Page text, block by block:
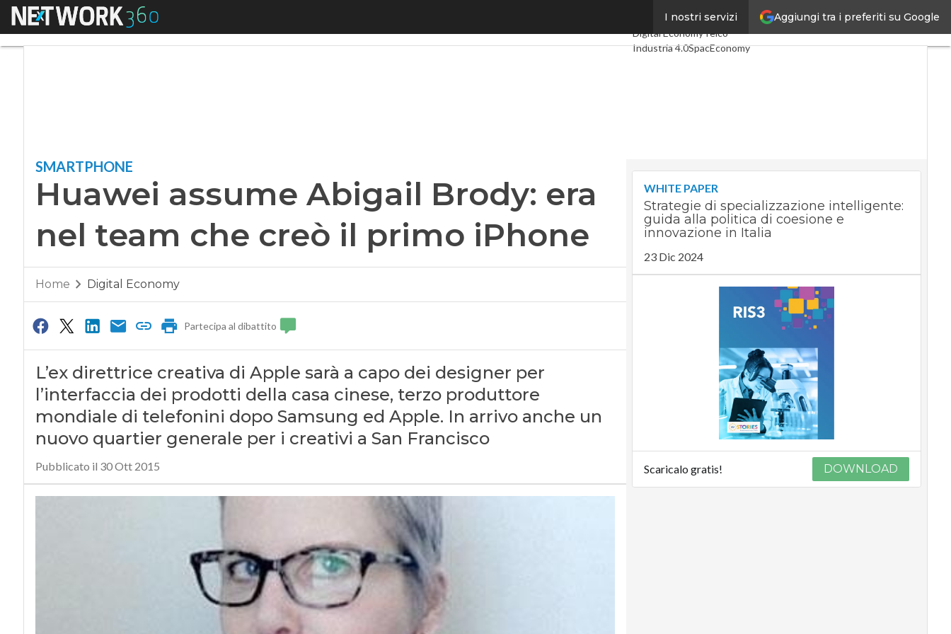
Aggiungi tra i preferiti su Google
I nostri servizi
Menu
Ultimi articoli
Digital EconomyTelco
Industria 4.0SpacEconomy
SMARTPHONE
Huawei assume Abigail Brody: era
nel team che creò il primo iPhone
Home Digital Economy
Partecipa al dibattito
L’ex direttrice creativa di Apple sarà a capo dei designer per
l’interfaccia dei prodotti della casa cinese, terzo produttore
mondiale di telefonini dopo Samsung ed Apple. In arrivo anche un
nuovo quartier generale per i creativi a San Francisco
Pubblicato il 30 Ott 2015
WHITE PAPER
Strategie di specializzazione intelligente:
guida alla politica di coesione e
innovazione in Italia
23 Dic 2024
Scaricalo gratis! DOWNLOAD